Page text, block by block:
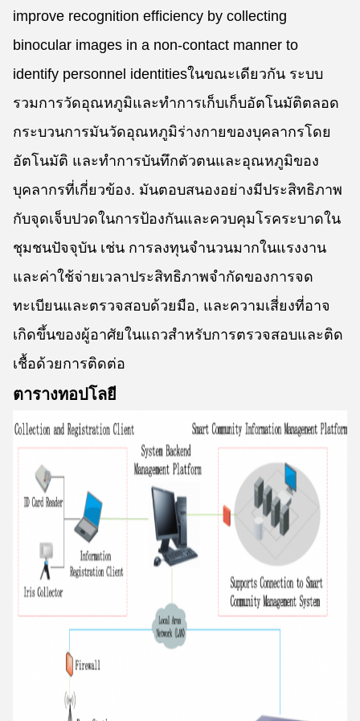
improve recognition efficiency by collecting
binocular images in a non-contact manner to
identify personnel identitiesในขณะเดียวกัน ระบบ
รวมการวัดอุณหภูมิและทําการเก็บเก็บอัตโนมัติตลอด
กระบวนการมันวัดอุณหภูมิร่างกายของบุคลากรโดย
อัตโนมัติ และทําการบันทึกตัวตนและอุณหภูมิของ
บุคลากรที่เกี่ยวข้อง. มันตอบสนองอย่างมีประสิทธิภาพ
กับจุดเจ็บปวดในการป้องกันและควบคุมโรคระบาดใน
ชุมชนปัจจุบัน เช่น การลงทุนจํานวนมากในแรงงาน
และค่าใช้จ่ายเวลาประสิทธิภาพจํากัดของการจด
ทะเบียนและตรวจสอบด้วยมือ, และความเสี่ยงที่อาจ
เกิดขึ้นของผู้อาศัยในแถวสําหรับการตรวจสอบและติด
เชื้อด้วยการติดต่อ
ตารางทอปโลยี